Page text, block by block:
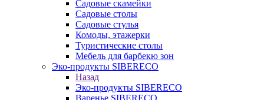
Садовые скамейки
Садовые столы
Садовые стулья
Комоды, этажерки
Туристические столы
Мебель для барбекю зон
Эко-продукты SIBERECO
Назад
Эко-продукты SIBERECO
Варенье SIBERECO